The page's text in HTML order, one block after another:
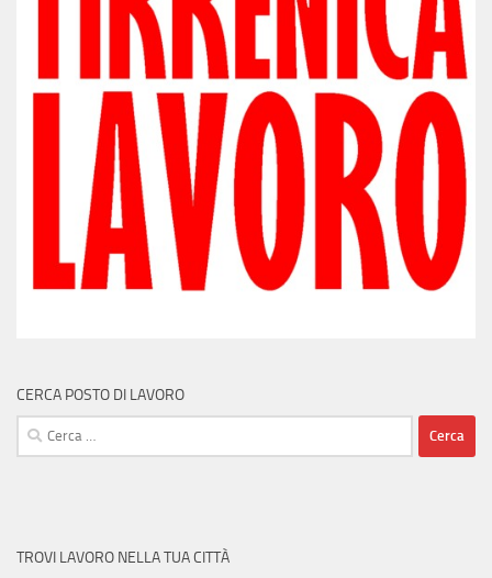
CERCA POSTO DI LAVORO
Ricerca
per:
TROVI LAVORO NELLA TUA CITTÀ